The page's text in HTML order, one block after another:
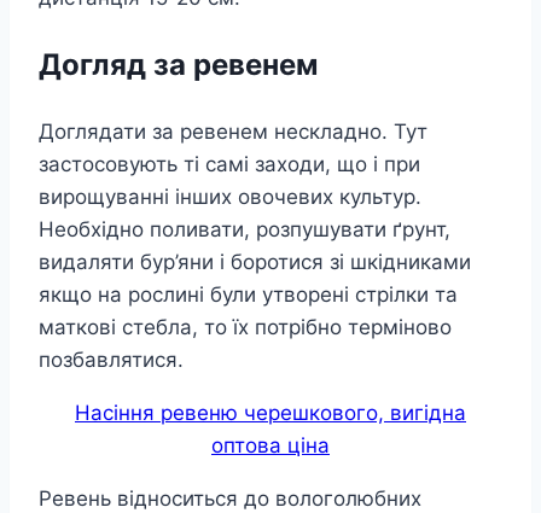
Догляд за ревенем
Доглядати за ревенем нескладно. Тут
застосовують ті самі заходи, що і при
вирощуванні інших овочевих культур.
Необхідно поливати, розпушувати ґрунт,
видаляти бур’яни і боротися зі шкідниками
якщо на рослині були утворені стрілки та
маткові стебла, то їх потрібно терміново
позбавлятися.
Насіння ревеню черешкового, вигідна
оптова ціна
Ревень відноситься до вологолюбних